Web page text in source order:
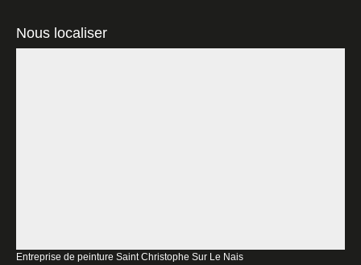
Nous localiser
Entreprise de peinture Saint Christophe Sur Le Nais